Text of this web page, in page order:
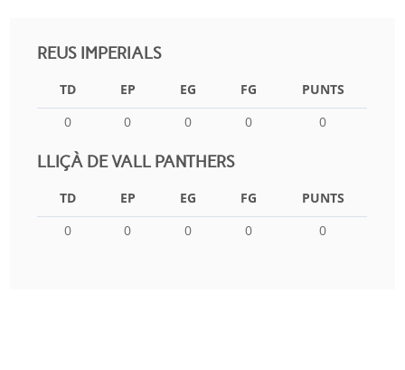
REUS IMPERIALS
TD EP EG FG
PUNTS
0
0 0 0 0
LLIÇÀ DE VALL PANTHERS
TD EP EG FG
PUNTS
0
0 0 0 0